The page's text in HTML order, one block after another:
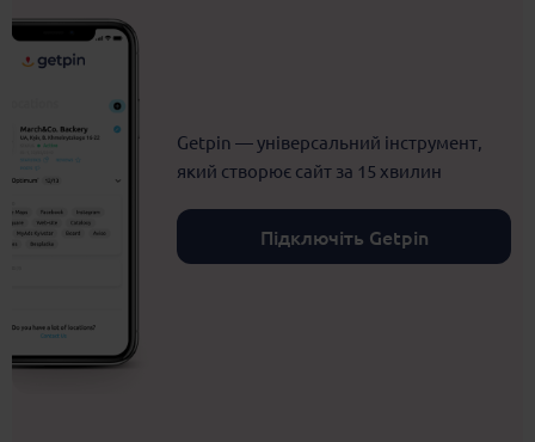
Getpin — універсальний інструмент,
який створює сайт за 15 хвилин
Підключіть Getpin